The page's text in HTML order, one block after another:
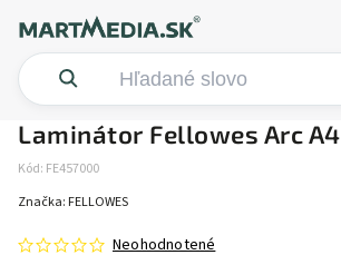
Laminátor Fellowes Arc A4
Kód: FE457000
Neohodnotené
Značka: FELLOWES